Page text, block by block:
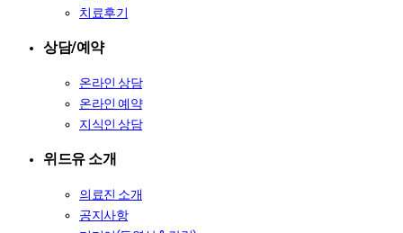
치료후기
상담/예약
온라인 상담
온라인 예약
지식인 상담
위드유 소개
의료진 소개
공지사항